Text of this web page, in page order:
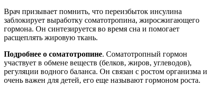
Врач призывает помнить, что переизбыток инсулина
заблокирует выработку соматотропина, жиросжигающего
гормона. Он синтезируется во время сна и помогает
расщеплять жировую ткань.
Подробнее о соматотропине. Соматотропный гормон
участвует в обмене веществ (белков, жиров, углеводов),
регуляции водного баланса. Он связан с ростом организма и
очень важен для детей, его еще называют гормоном роста.